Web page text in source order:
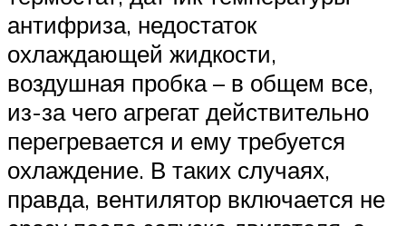
антифриза, недостаток
охлаждающей жидкости,
воздушная пробка – в общем все,
из-за чего агрегат действительно
перегревается и ему требуется
охлаждение. В таких случаях,
правда, вентилятор включается не